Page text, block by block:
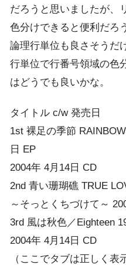
だろうと思いましたが、
色分けできると便利だろ
論理行単位も良さそうだ
行単位で行番号領域の色
はどうでも良いかな。
タイトル c/w 発売日
1st 裸足の季節
日 EP
2004年 4月14日 CD
2nd 青い珊瑚礁 TRUE
～そっとくちづけて～
3rd 風は秋色／Eighteen
2004年 4月14日 CD
（ここでタブは正しく